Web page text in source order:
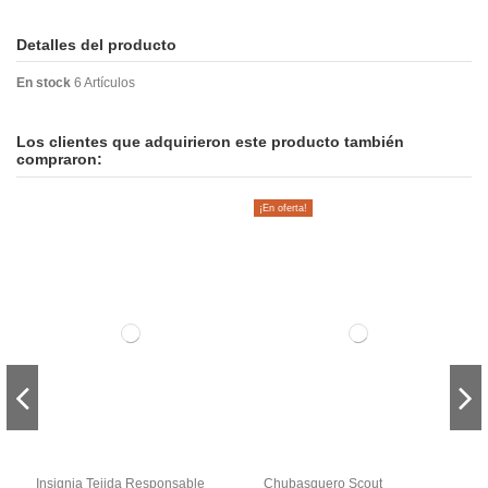
Detalles del producto
En stock 6 Artículos
Los clientes que adquirieron este producto también
compraron:
Insignia Tejida Responsable
¡En oferta!
Chubasquero Scout